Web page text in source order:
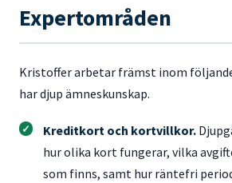
Expertområden
Kristoffer arbetar främst inom
har djup ämneskunskap.
Kreditkort och kortvillkor.
hur olika kort fungerar, vilka
som finns, samt hur räntefri